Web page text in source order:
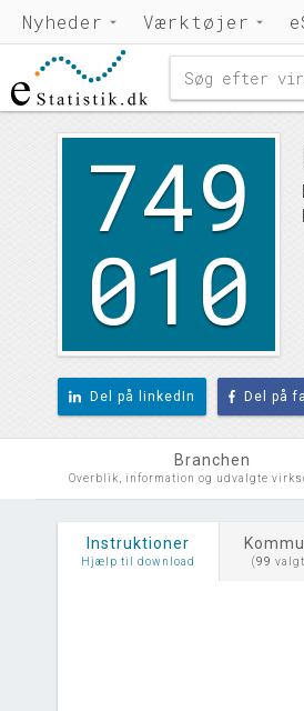
Nyheder Værktøjer
749
010
Del på linkedIn Del på
Branchen
Overblik, information og udvalgte
Instruktioner
Hjælp til download (99